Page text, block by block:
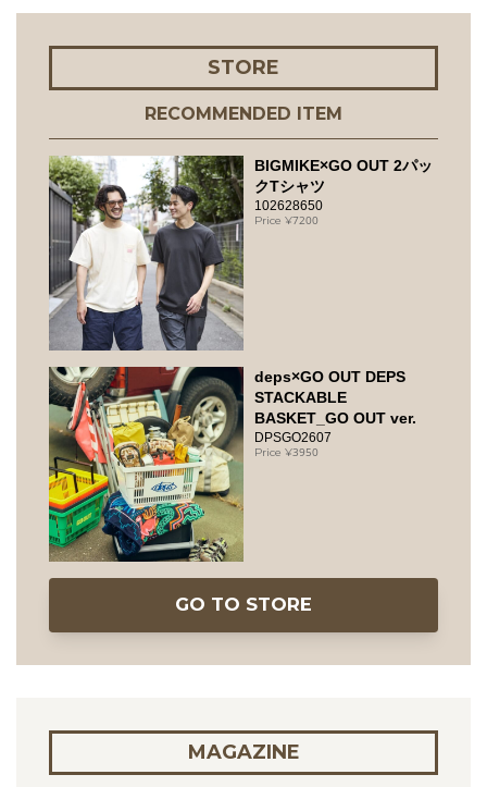
STORE
RECOMMENDED ITEM
BIGMIKE×GO OUT 2パッ
クTシャツ
102628650
7200
deps×GO OUT DEPS
STACKABLE
BASKET_GO OUT ver.
DPSGO2607
3950
GO TO STORE
MAGAZINE